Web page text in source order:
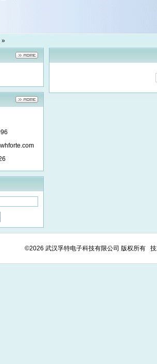
»
©2026 武汉孚特电子科技有限公司 版权所有